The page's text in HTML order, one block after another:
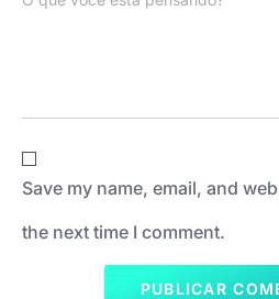
Save my name, email, and
the next time I comment.